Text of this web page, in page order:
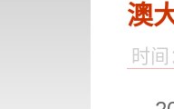
澳
时